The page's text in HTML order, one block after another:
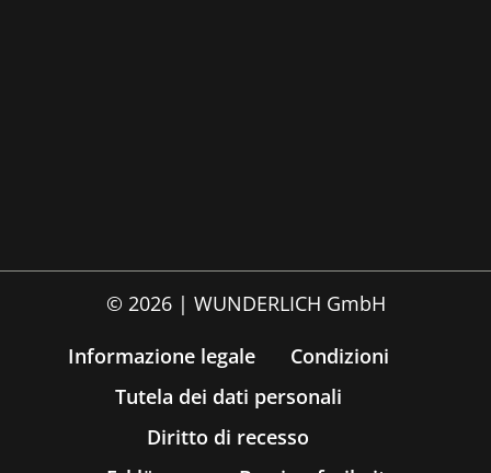
© 2026 | WUNDERLICH GmbH
Informazione legale
Condizioni
Tutela dei dati personali
Diritto di recesso